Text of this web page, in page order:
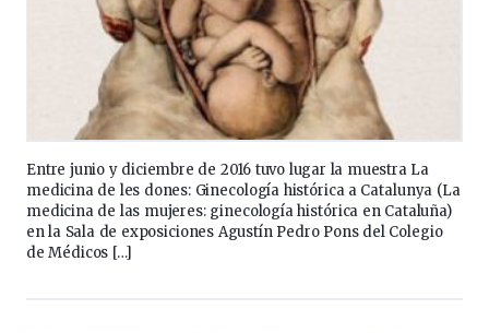
Entre junio y diciembre de 2016 tuvo lugar la muestra La
medicina de les dones: Ginecología histórica a Catalunya (La
medicina de las mujeres: ginecología histórica en Cataluña)
en la Sala de exposiciones Agustín Pedro Pons del Colegio
de Médicos […]